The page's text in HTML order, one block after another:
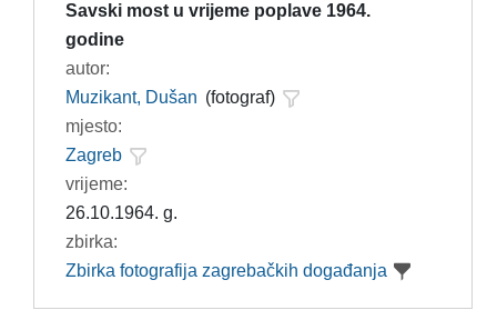
Savski most u vrijeme poplave 1964.
godine
autor:
Muzikant, Dušan (fotograf)
mjesto:
Zagreb
vrijeme:
26.10.1964. g.
zbirka:
Zbirka fotografija zagrebačkih događanja